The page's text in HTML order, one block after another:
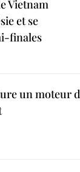
Vietnam
et se
finales
un moteur